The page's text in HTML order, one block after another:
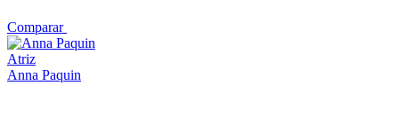
Comparar
Atriz
Anna Paquin